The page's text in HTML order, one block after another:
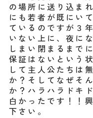
の場所に送り込ま
にも若者が既にい
ているのですが３
いない上に、夜に
しまい閉まるまで
保証はないという
して主人公たちは
か？そしてなぜそ
か？ハラハラドキ
白かったです！！
下さい。